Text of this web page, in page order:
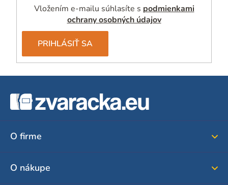
s
u
Vložením e-mailu súhlasíte s podmienkami
ochrany osobných údajov
PRIHLÁSIŤ SA
O firme
O nákupe